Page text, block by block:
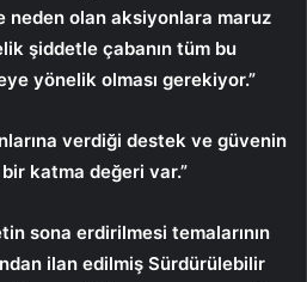
neden olan aksiyonlara maruz
şiddetle çabanın tüm bu
yönelik olması gerekiyor.”
verdiği destek ve güvenin
katma değeri var.”
sona erdirilmesi temalarının
ilan edilmiş Sürdürülebilir